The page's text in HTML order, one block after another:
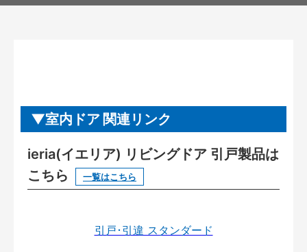
室内ドア 関連リンク
ieria(イエリア) リビングドア 引戸製品は
こちら
一覧はこちら
引戸･引違 スタンダード